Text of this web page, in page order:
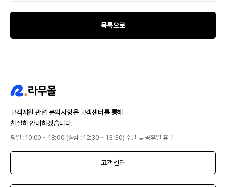
목록으로
고객지원 관련 문의사항은 고객센터를 통해
친절히 안내하겠습니다.
평일 : 10:00 ~ 18:00 (점심 : 12:30 ~ 13:30) 주말 및 공휴일 휴무
고객센터